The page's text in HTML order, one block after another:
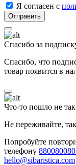
Я согласен с
Спасибо за
Спасибо, что
товар появится в
Что-то пошло не
Не переживайте,
Попробуйте
телефону
hello@sibaristica.com